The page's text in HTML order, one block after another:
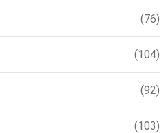
(76)
(104)
(92)
(103)